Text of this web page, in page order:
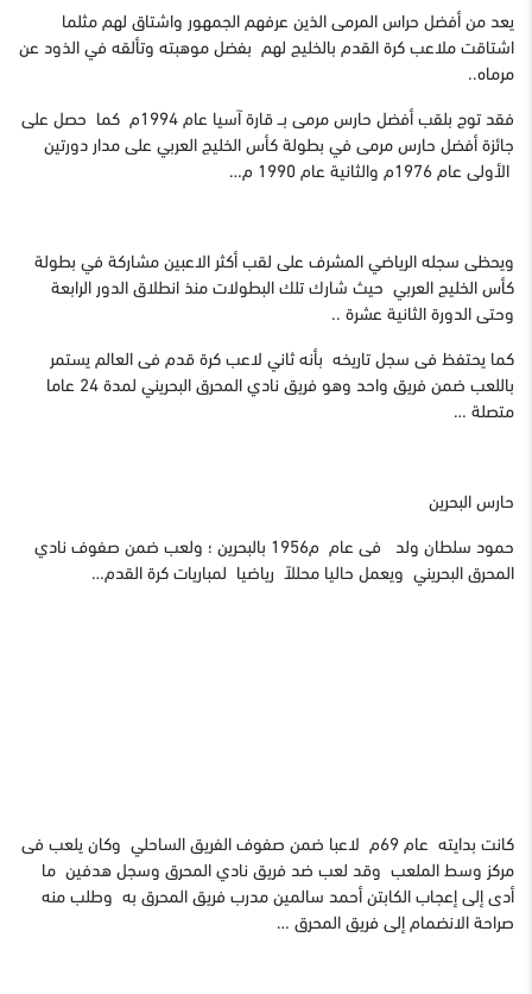
يعد من أفضل حراس المرمى الذين عرفهم الجمهور واشتاق لهم مثلما
اشتاقت ملاعب كرة القدم بالخليج لهم بفضل موهبته وتألقه في الذود عن
مرماه..
فقد توج بلقب أفضل حارس مرمى بــ قارة آسيا عام 1994م كما حصل على
جائزة أفضل حارس مرمى في بطولة كأس الخليج العربي على مدار دورتين
الأولى عام 1976م والثانية عام 1990 م…
ويحظى سجله الرياضي المشرف على لقب أكثر الاعبين مشاركة في بطولة
كأس الخليج العربي حيث شارك تلك البطولات منذ انطلاق الدور الرابعة
وحتى الدورة الثانية عشرة ..
كما يحتفظ فى سجل تاريخه بأنه ثاني لاعب كرة قدم فى العالم يستمر
باللعب ضمن فريق واحد وهو فريق نادي المحرق البحريني لمدة 24 عاما
متصلة …
حارس البحرين
حمود سلطان ولد فى عام م1956 بالبحرين ؛ ولعب ضمن صفوف نادي
المحرق البحريني ويعمل حاليا محللاً رياضيا لمباريات كرة القدم…
كانت بدايته عام 69م لاعبا ضمن صفوف الفريق الساحلي وكان يلعب فى
مركز وسط الملعب وقد لعب ضد فريق نادي المحرق وسجل هدفين ما
أدى إلى إعجاب الكابتن أحمد سالمين مدرب فريق المحرق به وطلب منه
صراحة الانضمام إلى فريق المحرق …